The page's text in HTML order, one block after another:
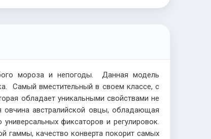
мороза и непогоды. Данная модель
Самый вместительный в своем классе, с
обладает уникальными свойствами не
овчина австралийской овцы, обладающая
фиксаторов и регулировок.
гаммы, качество конверта покорит самых